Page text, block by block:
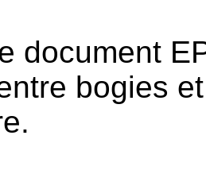
document
bogies